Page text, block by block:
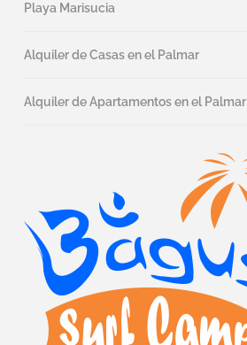
Playa Marisucia
Alquiler de Casas en el Palmar
Alquiler de Apartamentos en el Palmar